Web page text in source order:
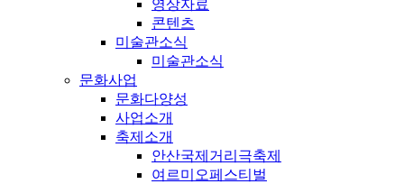
영상자료
콘텐츠
미술관소식
미술관소식
문화사업
문화다양성
사업소개
축제소개
안산국제거리극축제
여르미오페스티벌